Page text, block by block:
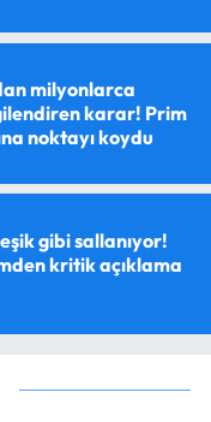
milyonlarca
karar! Prim
noktayı koydu
gibi sallanıyor!
kritik açıklama